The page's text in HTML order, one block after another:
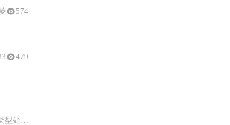
574
479
息，并逐一